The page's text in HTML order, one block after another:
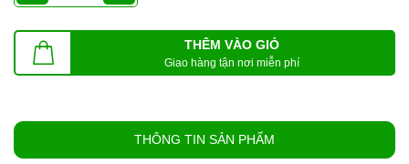
THÊM VÀO GIỎ
Giao hàng tận nơi miễn phí
THÔNG TIN SẢN PHẨM